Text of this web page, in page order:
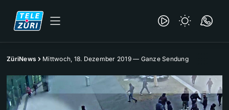
ZüriNews Mittwoch, 18. Dezember 2019 — Ganze Sendung